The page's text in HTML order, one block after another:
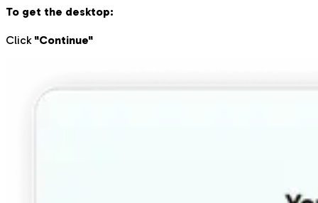
To get the desktop:
Click "Continue"